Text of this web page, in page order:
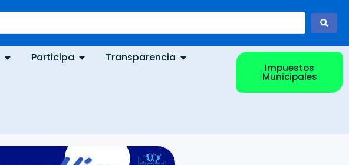
Participa
Transparencia
Impuestos
Municipales